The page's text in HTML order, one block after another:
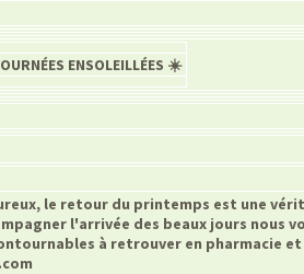
ENSOLEILLÉES ☀️
le retour du printemps est une
l'arrivée des beaux jours nous
à retrouver en pharmacie et